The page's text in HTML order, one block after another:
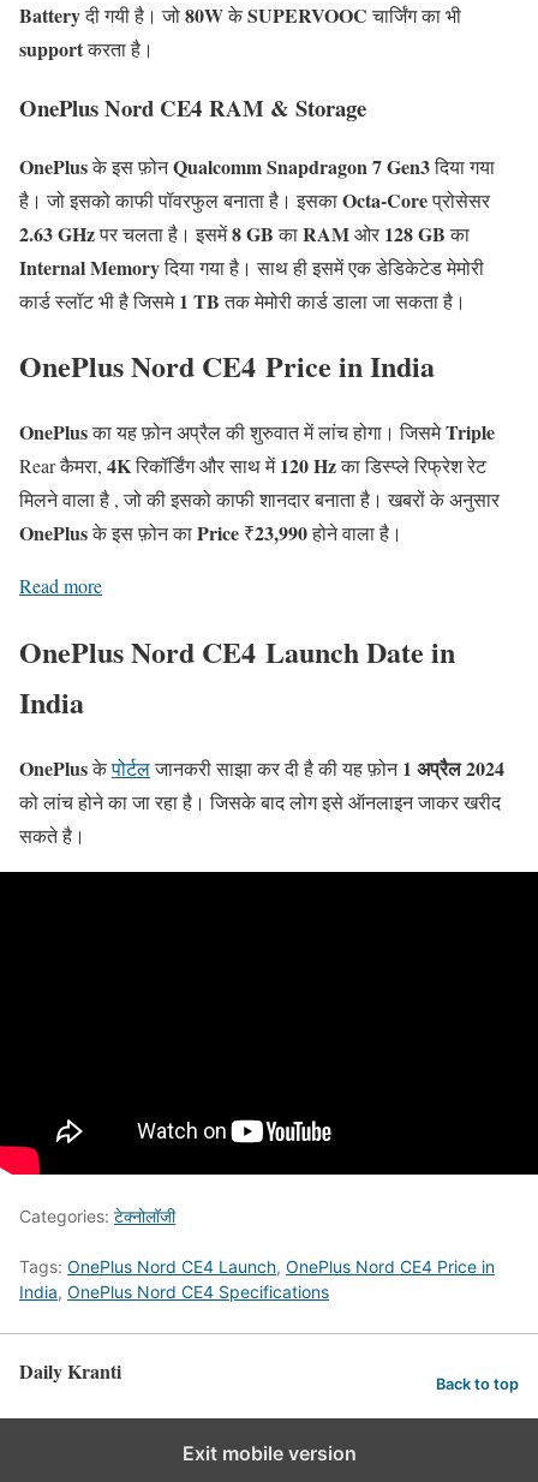
Batteryदी गयी है। जो80WकेSUPERVOOCचार्जिंग का भी
supportकरता है।
OnePlus Nord CE4 RAM & Storage
OnePlusके इस फ़ोनQualcomm Snapdragon 7 Gen3दिया गया
है। जो इसको काफी पॉवरफुल बनाता है। इसकाOcta-Coreप्रोसेसर
2.63 GHzपर चलता है। इसमें8 GBकाRAMओर 128 GBका
Internal Memoryदिया गया है। साथ ही इसमें एक डेडिकेटेड मेमोरी
कार्ड स्लॉट भी है जिसमे1 TBतक मेमोरी कार्ड डाला जा सकता है।
OnePlus Nord CE4 Price in India
OnePlusका यह फ़ोन अप्रैल की शुरुवात में लांच होगा। जिसमेTriple
Rear कैमरा, 4Kरिकॉर्डिंग और साथ में120 Hzका डिस्प्ले रिफ्रेश रेट
मिलने वाला है , जो की इसको काफी शानदार बनाता है। खबरों के अनुसार
OnePlusके इस फ़ोन काPrice ₹23,990होने वाला है।
Read more
OnePlus Nord CE4 Launch Date in
India
OnePlusकेपोर्टलजानकरी साझा कर दी है की यह फ़ोन1 अप्रैल 2024
को लांच होने का जा रहा है। जिसके बाद लोग इसे ऑनलाइन जाकर खरीद
सकते है।
Categories: टेक्नोलॉजी
Tags: OnePlus Nord CE4 Launch, OnePlus Nord CE4 Price in
India, OnePlus Nord CE4 Specifications
Daily Kranti Back to top
Exit mobile version